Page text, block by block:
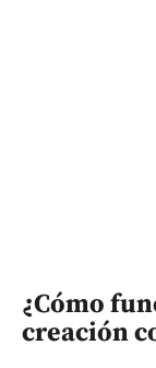
¿Cómo
creación